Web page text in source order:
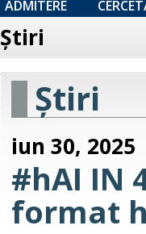
ADMITERE
Ştiri
Ştiri
iun 30, 2025
#hAI IN
format